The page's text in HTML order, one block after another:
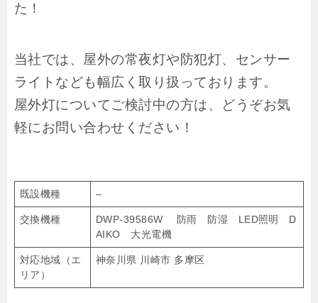
た！
当社では、屋外の常夜灯や防犯灯、センサー
ライトなども幅広く取り扱っております。
屋外灯についてご検討中の方は、どうぞお気
軽にお問い合わせください！
既設機種 –
交換機種
DWP-39586W 防雨 防湿 LED照明 D
AIKO 大光電機
対応地域（エ
リア）
神奈川県 川崎市 多摩区